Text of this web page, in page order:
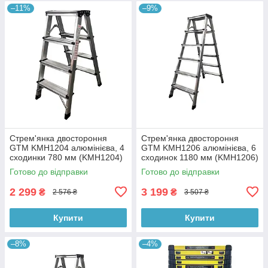
–11%
Стрем'янка двостороння
GTM KMH1204 алюмінієва, 4
сходинки 780 мм (KMH1204)
Готово до відправки
2 299 ₴ 2 576 ₴
Купити
–9%
Стрем'янка двостороння
GTM KMH1206 алюмінієва, 6
сходинок 1180 мм (KMH1206)
Готово до відправки
3 199 ₴ 3 507 ₴
Купити
–8% –4%